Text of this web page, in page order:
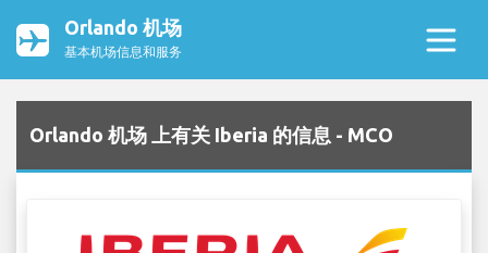
Orlando 机场
基本机场信息和服务
Orlando 机场 上有关 Iberia 的信息 - MCO